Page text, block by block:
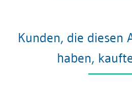
Kunden, die diesen
haben,